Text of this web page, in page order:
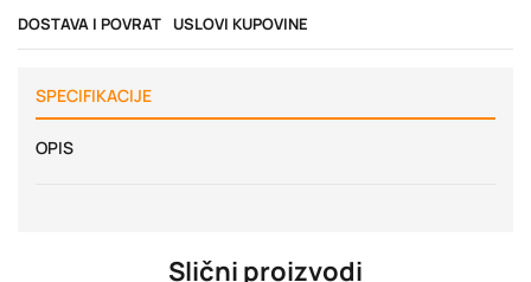
DOSTAVA I POVRAT USLOVI KUPOVINE
SPECIFIKACIJE
OPIS
Slični proizvodi